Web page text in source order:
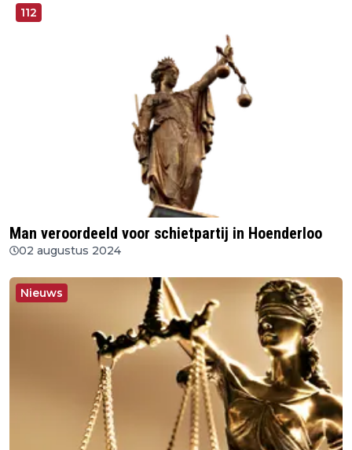
112
Man veroordeeld voor schietpartij in Hoenderloo
02 augustus 2024
Nieuws